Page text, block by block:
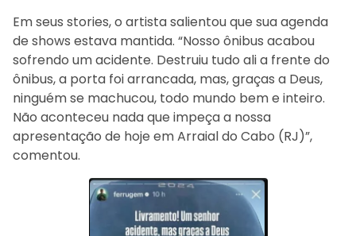
Em seus stories, o artista salientou que sua agenda
de shows estava mantida. “Nosso ônibus acabou
sofrendo um acidente. Destruiu tudo ali a frente do
ônibus, a porta foi arrancada, mas, graças a Deus,
ninguém se machucou, todo mundo bem e inteiro.
Não aconteceu nada que impeça a nossa
apresentação de hoje em Arraial do Cabo (RJ)”,
comentou.